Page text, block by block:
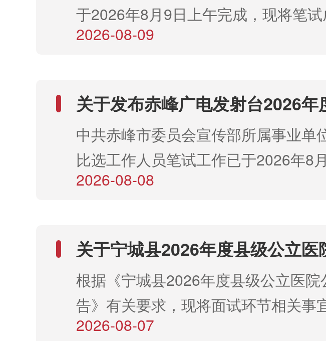
于2026年8月9日上午完成，现将笔
话通知进入资格复审范围的考生，请
（专业技术岗位2）.docx 中共赤峰
日
2026-08-09
关于发布赤峰广电发射台2026
中共赤峰市委员会宣传部所属事业
比选工作人员笔试工作已于2026年8
公布，详见附件。 附件：赤峰广电
2026-08-08
关于宁城县2026年度县级公立
根据《宁城县2026年度县级公立医
告》有关要求，现将面试环节相关事
2026年8月7日—8月9日二、准考证打
2026-08-07